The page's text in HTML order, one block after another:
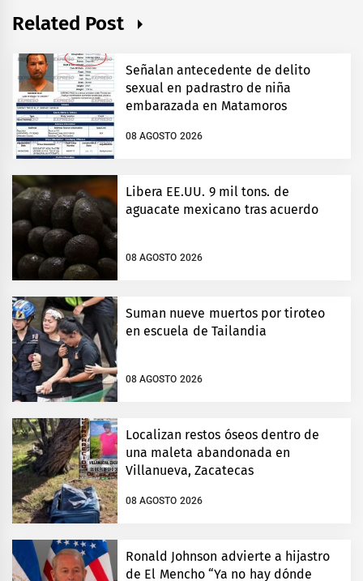
Related Post
Señalan antecedente de delito
sexual en padrastro de niña
embarazada en Matamoros
08 AGOSTO 2026
Libera EE.UU. 9 mil tons. de
aguacate mexicano tras acuerdo
08 AGOSTO 2026
Suman nueve muertos por tiroteo
en escuela de Tailandia
08 AGOSTO 2026
Localizan restos óseos dentro de
una maleta abandonada en
Villanueva, Zacatecas
08 AGOSTO 2026
Ronald Johnson advierte a hijastro
de El Mencho “Ya no hay dónde